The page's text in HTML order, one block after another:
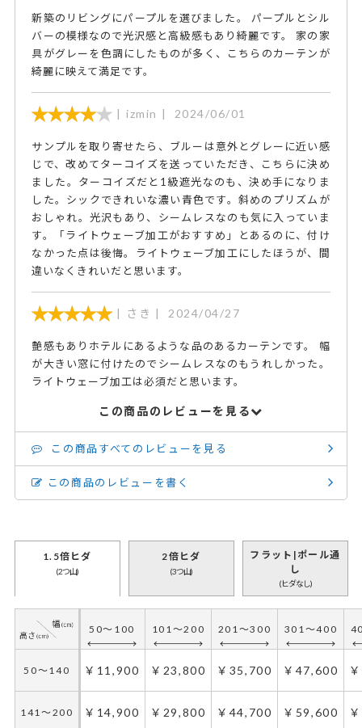
新築のリビングにパープルを選びました。 パープルとシル
バーの模様なので光沢感と高級感もあり綺麗です。 家の家
具がグレーを色調にしたものが多く、こちらのカーテンが
綺麗に映えて満足です。
izmin 2024/06/01
サンプルを取り寄せたら、ブルーは意外とグレーに近い感
じで、改めてターコイズを送っていただき、こちらに決め
ました。ターコイズだと1級遮光なのも、決め手になりま
した。シックできれいな濃い青色です。斜めのプリズムが
おしゃれ。光沢もあり、シームレスなのも気に入っていま
す。「ライトウェーブ加工がおすすめ」とあるのに、付け
なかった点は後悔。ライトウェーブ加工にしたほうが、間
違いなくきれいだと思います。
さき 2024/04/27
艶感もありホテルにあるような品のあるカーテンです。 幅
が大きい窓に付けたのでシームレスなのもうれしかった。
ライトウェーブ加工は必須だと思います。
この商品のレビューを見る
この商品すべてのレビューを見る
この商品のレビューを書く
1.5倍ヒダ
(2つ山)
50～100 101～200 201～300 301～400
50～140 ￥11,900 ￥23,800 ￥35,700 ￥47,600
141～200 ￥14,900 ￥29,800 ￥44,700 ￥59,600
2倍ヒダ
(3つ山)
フラット|ポール通
し
(ヒダなし)